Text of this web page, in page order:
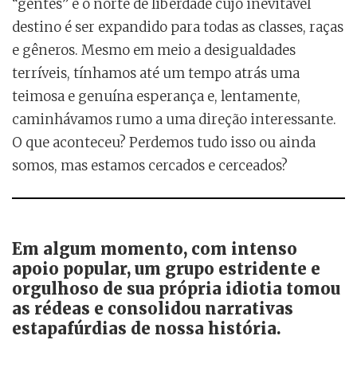
“gentes” e o norte de liberdade cujo inevitável
destino é ser expandido para todas as classes, raças
e gêneros. Mesmo em meio a desigualdades
terríveis, tínhamos até um tempo atrás uma
teimosa e genuína esperança e, lentamente,
caminhávamos rumo a uma direção interessante.
O que aconteceu? Perdemos tudo isso ou ainda
somos, mas estamos cercados e cerceados?
Em algum momento, com intenso
apoio popular, um grupo estridente e
orgulhoso de sua própria idiotia tomou
as rédeas e consolidou narrativas
estapafúrdias de nossa história.